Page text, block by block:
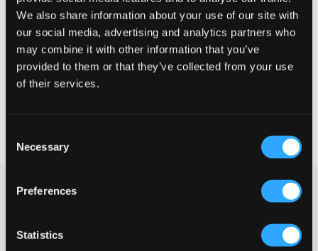
We also share information about your use of our site with
our social media, advertising and analytics partners who
may combine it with other information that you’ve
provided to them or that they’ve collected from your use
of their services.
Selection
Necessary
Preferences
Statistics
Te klein Perfect Te groot
MAATTABEL
KIES EEN MAAT
Recht op herroeping binnen 60 dagen
Grijze jeans van Grunt in een vijfzakkenmodel. Deze baggy jeans
hebben een gulp met knoop en ritssluiting voor een goede
zodat ze perfect zitten. Met een discrete profilering voor een